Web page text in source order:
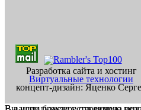
Разработка сайта и хостинг
Виртуальные технологии
концепт-дизайн: Яценко